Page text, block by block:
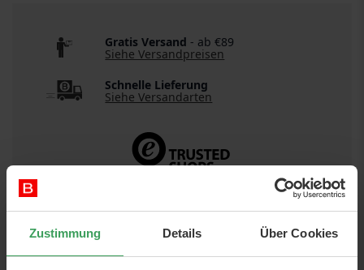
Zustimmung Details Über Cookies
Gratis Versand - ab €89
Siehe Versandpreisen
Schnelle Lieferung
Siehe Versandarten